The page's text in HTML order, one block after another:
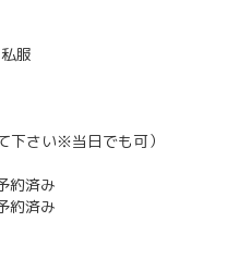
私服
下さい※当日でも可）
約済み
済み